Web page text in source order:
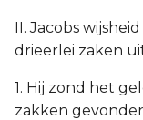
II. Jacobs
drieërlei zaken
1. Hij zond het
zakken